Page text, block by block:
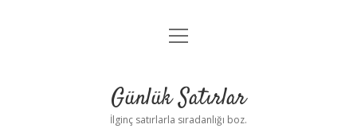
Anasayfa
Yasal Uyarı
menüyü
Günlük Satırlar
İlginç satırlarla sıradanlığı boz.